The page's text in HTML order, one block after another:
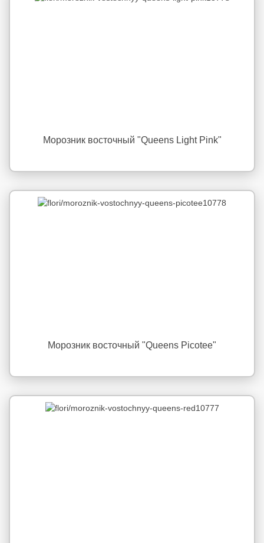
Морозник восточный "Queens Light Pink"
Морозник восточный "Queens Picotee"